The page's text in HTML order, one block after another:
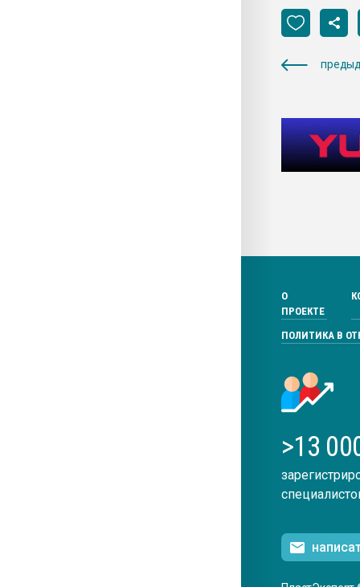
О
ПРОЕКТЕ
ПОЛИТИКА В
>13